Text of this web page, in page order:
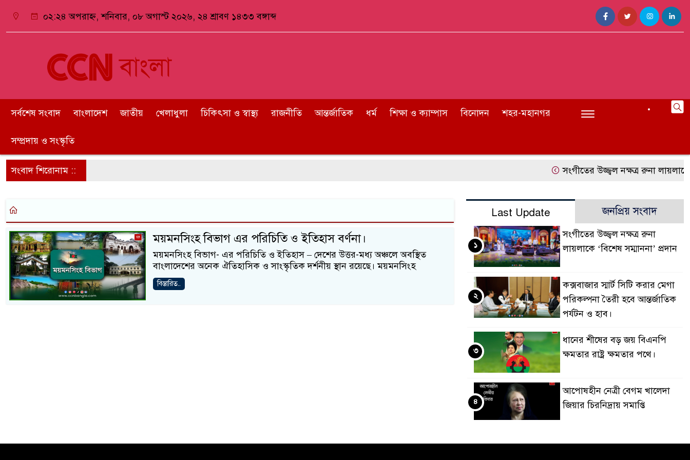
০২:২৪ অপরাহ্ন, শনিবার, ০৮ অগাস্ট ২০২৬, ২৪ শ্রাবণ ১৪৩৩ বঙ্গাব্দ
সর্বশেষ সংবাদ বাংলাদেশ জাতীয় খেলাধুলা চিকিৎসা ও স্বাস্থ্য রাজনীতি আন্তর্জাতিক ধর্ম শিক্ষা ও ক্যাম্পাস বিনোদন শহর-মহানগর
সম্প্রদায় ও সংস্কৃতি
সংবাদ শিরোনাম :: সংগীতের উজ্জ্বল নক্ষত্র রুনা লায়লাকে
ময়মনসিংহ বিভাগ এর পরিচিতি ও ইতিহাস বর্ণনা।
ময়মনসিংহ বিভাগ- এর পরিচিতি ও ইতিহাস – দেশের উত্তর-মধ্য অঞ্চলে অবস্থিত
বাংলাদেশের অনেক ঐতিহাসিক ও সাংস্কৃতিক দর্শনীয় স্থান রয়েছে। ময়মনসিংহ
বিস্তারিত..
Last Update জনপ্রিয় সংবাদ
সংগীতের উজ্জ্বল নক্ষত্র রুনা
লায়লাকে ‘বিশেষ সম্মাননা’ প্রদান
১
কক্সবাজার স্মার্ট সিটি করার মেগা
পরিকল্পনা তৈরী হবে আন্তর্জাতিক
পর্যটন ও হাব।
২
ধানের শীষের বড় জয় বিএনপি
ক্ষমতার রাষ্ট্র ক্ষমতার পথে।
৩
আপোষহীন নেত্রী বেগম খালেদা
জিয়ার চিরনিদ্রায় সমাপ্তি
৪
জাপান-বাংলাদেশ সহযোগিতা